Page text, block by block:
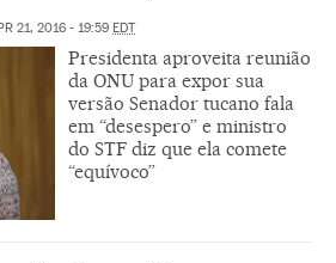
21, 2016 - 19:59 EDT
Presidenta aproveita reunião
da ONU para expor sua
versão Senador tucano fala
em “desespero” e ministro
do STF diz que ela comete
“equívoco”